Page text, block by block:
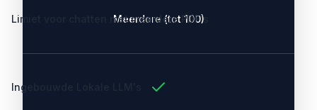
Limiet voor chatten met meerdere PDF's
Meerdere (tot 100)
Ingebouwde Lokale LLM's